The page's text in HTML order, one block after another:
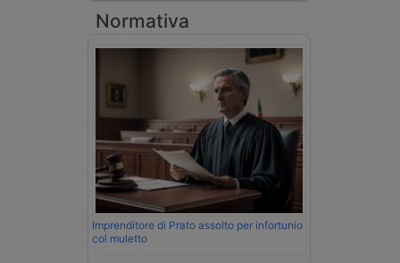
Normativa
Imprenditore di Prato assolto per infortunio
col muletto